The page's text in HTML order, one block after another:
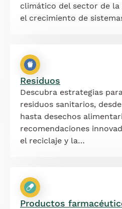
climático del sector de la
el crecimiento de
Residuos
Descubra estrategias
residuos sanitarios,
hasta desechos
recomendaciones
el reciclaje y la…
Productos